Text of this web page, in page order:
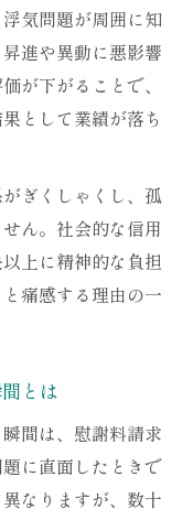
気問題が周囲に知
進や異動に悪影響
が下がることで、
として業績が落ち
ぎくしゃくし、孤
ん。社会的な信用
上に精神的な負担
痛感する理由の一
とは
間は、慰謝料請求
に直面したときで
なりますが、数十